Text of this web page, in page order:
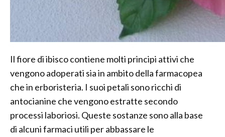
Il fiore di ibisco contiene molti principi attivi che
vengono adoperati sia in ambito della farmacopea
che in erboristeria. I suoi petali sono ricchi di
antocianine che vengono estratte secondo
processi laboriosi. Queste sostanze sono alla base
di alcuni farmaci utili per abbassare le